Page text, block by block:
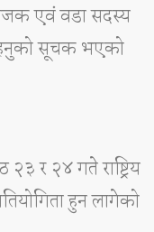
एवं वडा सदस्य
सूचक भएको
र २४ गते राष्ट्रिय
हुन लागेको